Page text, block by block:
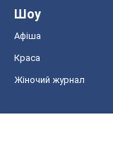
Шоу
Афіша
Краса
Жіночий журнал